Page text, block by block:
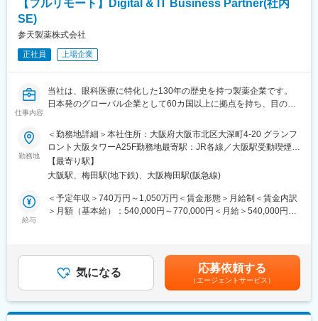
韓国セルトリオングループは、韓国株式市場KOSPIに上市してい
Top5のバイオ医薬品の開発及び製造技術に注力しているグループ
です。
当社は、セルトリオングループで開発及び製造しているバイオシ
ミラー＊を含めたバイオ医薬品を日本で販売するため、セルトリ
オングループの日本法人として2014年に設立され、現在、4製品
を販売しており、今後もパイプラインを拡大していきます。
きながら、会社・個人共に成長して行くメンバーを今回募集致し
ます。
＊バイオシミラー：先行バイオ医薬品と同等/同質の品質、安全性
品。
セルトリオンは、抗体医薬品のバイオシミラーを世界規模で研究
開発から臨床試験、規制関連業務、製造、流通まで、バイオ医薬
品事業の全プロセスに対応するワンストップソリューションを提
供することで、世界中の患者様にバイオ医薬品の新しい治療の選
択肢をお届けしています。
【フルリモート】Digital & IT Business Partner(社内
SE)
参天製薬株式会社
正社員 上場企業
仕事内容
当社は、眼科医療に特化した130年の歴史を持つ製薬企業です。
日本発のグローバル企業として60カ国以上に拠点を持ち、目の健
供し、世界中の人々の視覚に関わる社会問題に取り組んでいま
す。
■業務概要：
日本およびグローバルの事業部門と連携しながら、業務の有効
性、業務効率、および組織パフォーマンスの向上につながるデジ
タルソリューションおよび情報システムの企画・設計・導入・運
ることもあります。
信頼されるDigital & IT Business Partnerとして、事業部門、
Digital & IT組織、外部パートナーと密接に連携しながら、ビジネ
勤務地
＜勤務地詳細＞本社住所：大阪府大阪市北区大深町4-20 グランフ
ロント大阪タワーA25F勤務地最寄駅：JR各線／大阪駅受動喫煙対
策：屋内全面禁煙変更の範囲：会社の定める事業所（リモートワ
ーク含む）
【最寄り駅】
大阪駅、梅田駅(地下鉄)、大阪梅田駅(阪急線)
給与
＜予定年収＞740万円～1,050万円＜賃金形態＞月給制＜賃金内訳
＞月額（基本給）：540,000円～770,000円＜月給＞540,000円～
り、選考を通じて上下する可能性があります。月給(月額)は固定手
当を含めた表記です。
気になる 応募依頼する
（エージェントサービス）